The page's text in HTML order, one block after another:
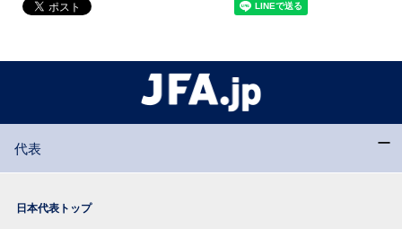
代表
日本代表トップ